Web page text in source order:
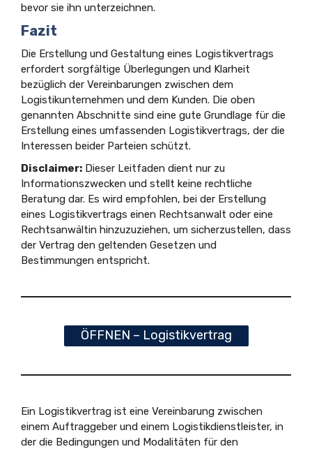
bevor sie ihn unterzeichnen.
Fazit
Die Erstellung und Gestaltung eines Logistikvertrags
erfordert sorgfältige Überlegungen und Klarheit
bezüglich der Vereinbarungen zwischen dem
Logistikunternehmen und dem Kunden. Die oben
genannten Abschnitte sind eine gute Grundlage für die
Erstellung eines umfassenden Logistikvertrags, der die
Interessen beider Parteien schützt.
Disclaimer: Dieser Leitfaden dient nur zu
Informationszwecken und stellt keine rechtliche
Beratung dar. Es wird empfohlen, bei der Erstellung
eines Logistikvertrags einen Rechtsanwalt oder eine
Rechtsanwältin hinzuzuziehen, um sicherzustellen, dass
der Vertrag den geltenden Gesetzen und
Bestimmungen entspricht.
ÖFFNEN – Logistikvertrag
Ein Logistikvertrag ist eine Vereinbarung zwischen
einem Auftraggeber und einem Logistikdienstleister, in
der die Bedingungen und Modalitäten für den